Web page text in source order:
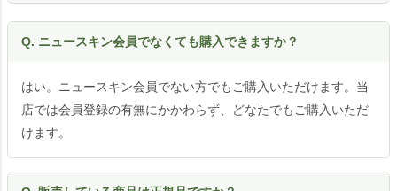
Q. ニュースキン会員でなくても購入できますか？
はい。ニュースキン会員でない方でもご購入いただけます。当
店では会員登録の有無にかかわらず、どなたでもご購入いただ
けます。